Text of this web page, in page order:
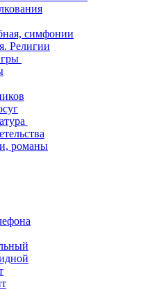
симфонии
Религии
романы